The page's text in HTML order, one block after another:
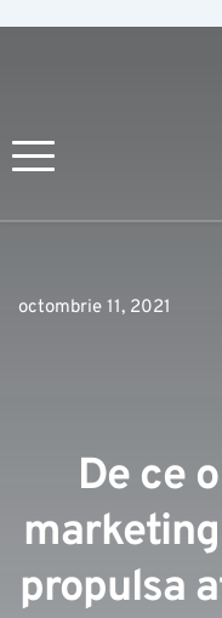
octombrie 11, 2021
De ce
propulsa